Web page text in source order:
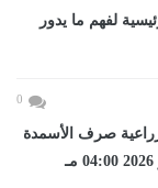
لفهم ما يدور
0
صرف الأسمدة